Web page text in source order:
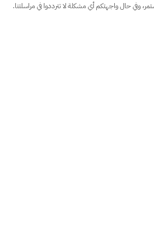
وفي حال واجهتكم أي مشكلة لا تترددوا في مراسلتنا.